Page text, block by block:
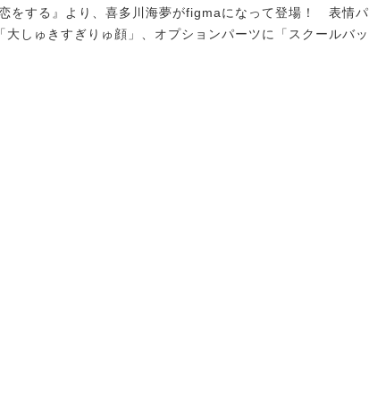
をする』より、喜多川海夢がfigmaになって登場！ 表情パ
しゅきすぎりゅ顔」、オプションパーツに「スクールバッ